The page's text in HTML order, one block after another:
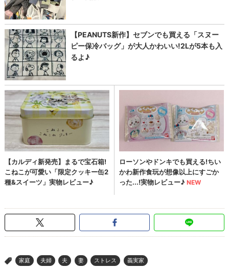
> 家庭 夫婦 夫 妻 ストレス 義実家